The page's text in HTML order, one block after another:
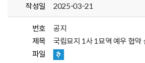
작성일
2025-03-21
번호
공지
제목
국립묘지 1사 1묘역 예우 협약
파일